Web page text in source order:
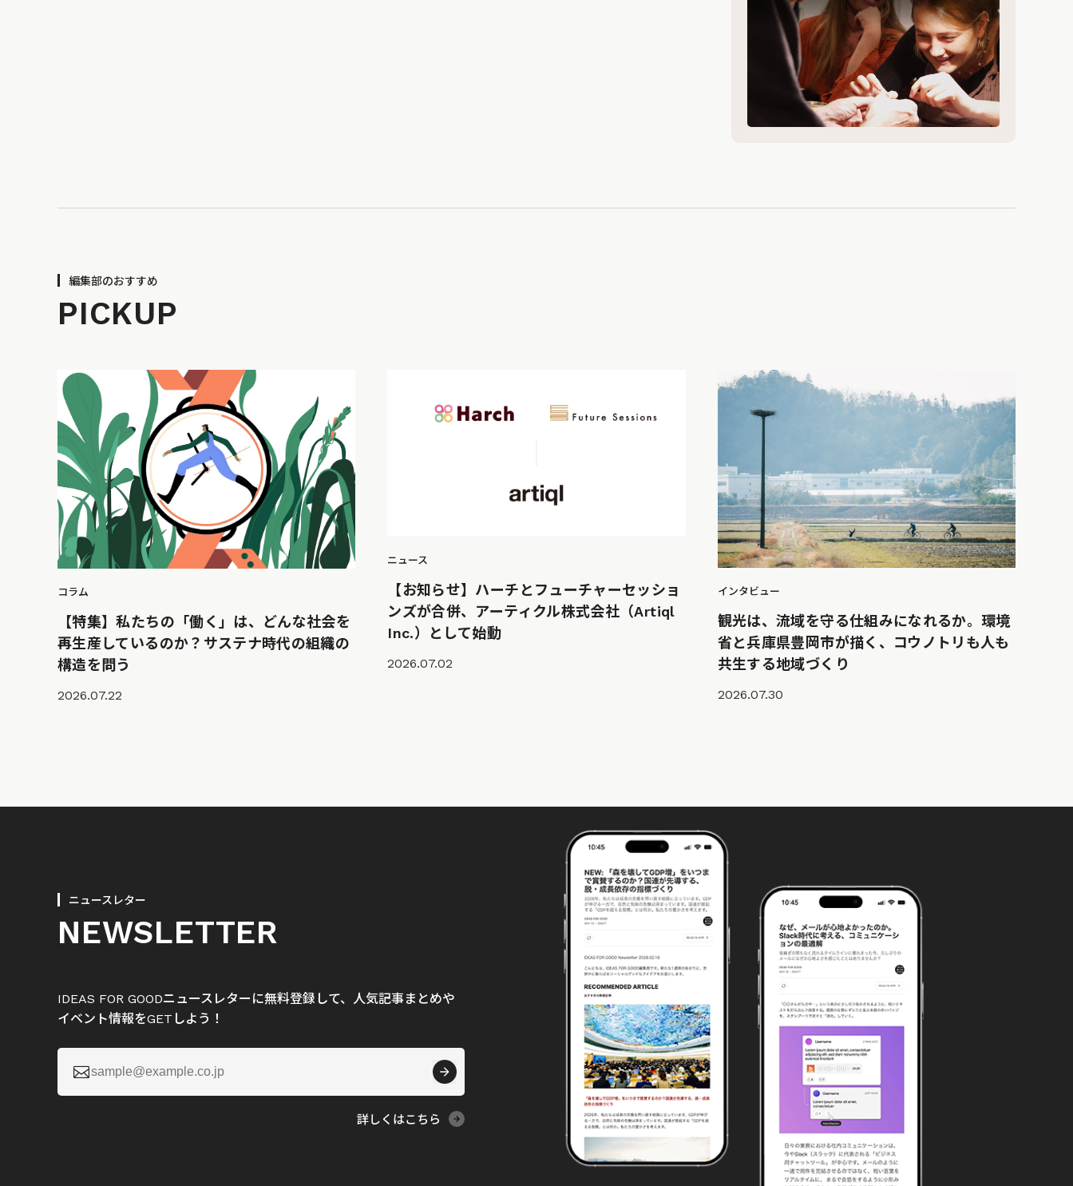
編集部のおすすめ
PICKUP
コラム
【特集】私たちの「働く」は、どんな社会を
再生産しているのか？サステナ時代の組織の
構造を問う
2026.07.22
ニュース
【お知らせ】ハーチとフューチャーセッショ
ンズが合併、アーティクル株式会社（Artiql
Inc.）として始動
2026.07.02
インタビュー
観光は、流域を守る仕組みになれるか。環境
省と兵庫県豊岡市が描く、コウノトリも人も
共生する地域づくり
2026.07.30
ニュースレター
NEWSLETTER
IDEAS FOR GOODニュースレターに無料登録して、人気記事まとめや
イベント情報をGETしよう！

詳しくはこちら